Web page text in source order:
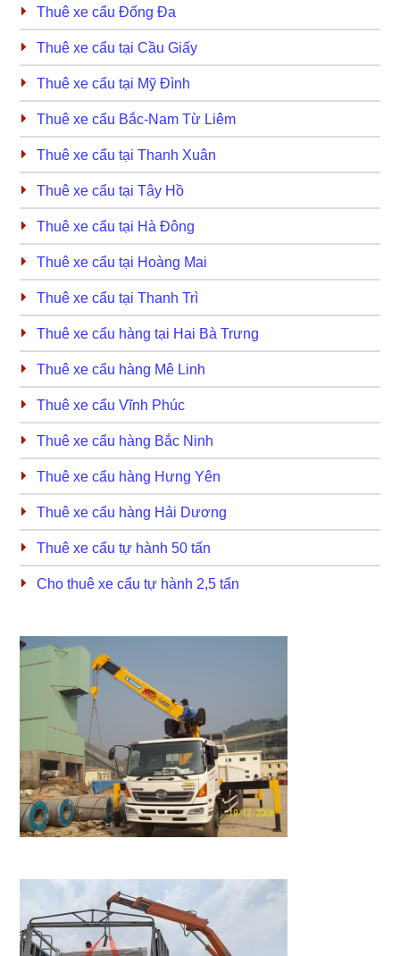
Thuê xe cẩu Đống Đa
Thuê xe cẩu tại Cầu Giấy
Thuê xe cẩu tại Mỹ Đình
Thuê xe cẩu Bắc-Nam Từ Liêm
Thuê xe cẩu tại Thanh Xuân
Thuê xe cẩu tại Tây Hồ
Thuê xe cẩu tại Hà Đông
Thuê xe cẩu tại Hoàng Mai
Thuê xe cẩu tại Thanh Trì
Thuê xe cẩu hàng tại Hai Bà Trưng
Thuê xe cẩu hàng Mê Linh
Thuê xe cẩu Vĩnh Phúc
Thuê xe cẩu hàng Bắc Ninh
Thuê xe cẩu hàng Hưng Yên
Thuê xe cẩu hàng Hải Dương
Thuê xe cẩu tự hành 50 tấn
Cho thuê xe cẩu tự hành 2,5 tấn